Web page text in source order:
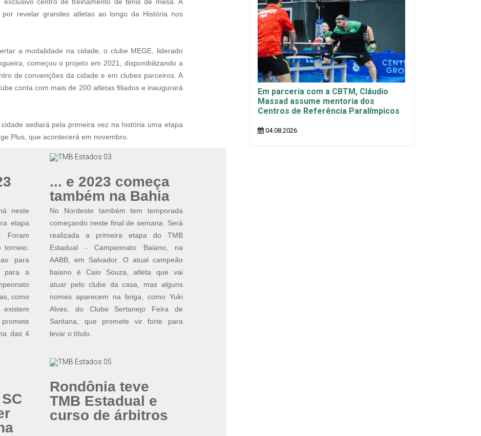
revelar grandes atletas ao longo da História nos
a modalidade na cidade, o clube MEGE, liderado
começou o projeto em 2021, disponibilizando a
de convenções da cidade e em clubes parceiros. A
conta com mais de 200 atletas filiados e inaugurará
sediará pela primeira vez na história uma etapa
Plus, que acontecerá em novembro.
neste
etapa
Foram
para
para a
como
das 4
... e 2023 começa
também na Bahia
No Nordeste também tem temporada
começando neste final de semana. Será
realizada a primeira etapa do TMB
Estadual - Campeonato Baiano, na
AABB, em Salvador. O atual campeão
baiano é Caio Souza, atleta que vai
atuar pelo clube da casa, mas alguns
nomes aparecem na briga, como Yuki
Alves, do Clube Sertanejo Feira de
Santana, que promete vir forte para
levar o título.
Rondônia teve
TMB Estadual e
curso de árbitros
Em parceria com a CBTM, Cláudio
Massad assume mentoria dos
Centros de Referência Paralímpicos
04.08.2026